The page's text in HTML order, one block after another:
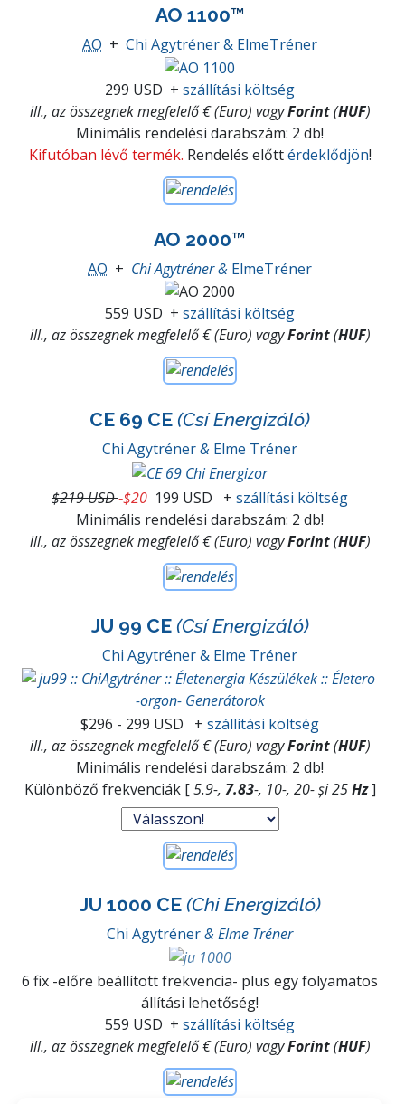
AO 1100™
AO + Chi Agytréner & ElmeTréner
299 USD + szállítási költség
ill., az összegnek megfelelő € (Euro) vagyForint(HUF)
Minimális rendelési darabszám: 2 db!
Kifutóban lévő termék. Rendelés előttérdeklődjön!
AO 2000™
AO + Chi Agytréner & ElmeTréner
559 USD + szállítási költség
ill., az összegnek megfelelő € (Euro) vagyForint(HUF)
CE 69 CE (Csí Energizáló)
Chi Agytréner& Elme Tréner
$219 USD-$20 199 USD + szállítási költség
Minimális rendelési darabszám: 2 db!
ill., az összegnek megfelelő € (Euro) vagyForint(HUF)
JU 99 CE (Csí Energizáló)
Chi Agytréner & Elme Tréner
$296 - 299 USD + szállítási költség
ill., az összegnek megfelelő € (Euro) vagyForint(HUF)
Minimális rendelési darabszám: 2 db!
Különböző frekvenciák [5.9-, 7.83-, 10-, 20- și 25Hz]
JU 1000 CE (Chi Energizáló)
Chi Agytréner& Elme Tréner
6 fix -előre beállított frekvencia- plus egy folyamatos
állítási lehetőség!
559 USD + szállítási költség
ill., az összegnek megfelelő € (Euro) vagyForint(HUF)